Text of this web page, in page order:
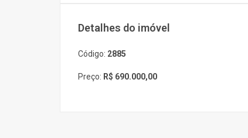
Detalhes do imóvel
Código: 2885
Preço: R$ 690.000,00